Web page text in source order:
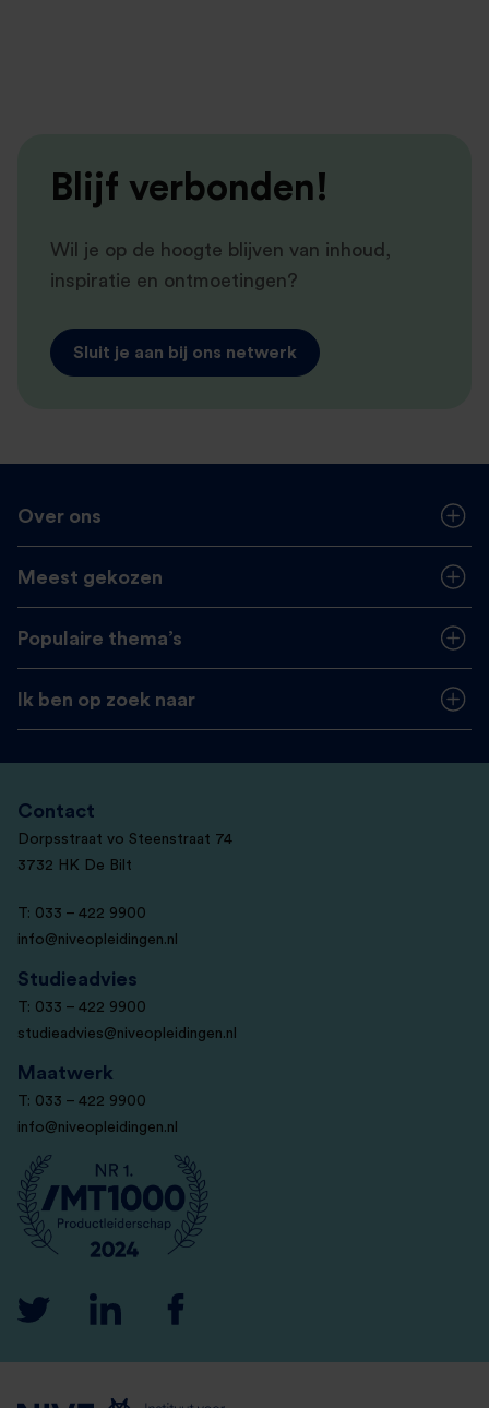
Blijf verbonden!
Wil je op de hoogte blijven van inhoud,
inspiratie en ontmoetingen?
Sluit je aan bij ons netwerk
Over ons
Meest gekozen
Populaire thema’s
Ik ben op zoek naar
Contact
Dorpsstraat vo Steenstraat 74
3732 HK De Bilt
T: 033 – 422 9900
info@niveopleidingen.nl
Studieadvies
T: 033 – 422 9900
studieadvies@niveopleidingen.nl
Maatwerk
T: 033 – 422 9900
info@niveopleidingen.nl